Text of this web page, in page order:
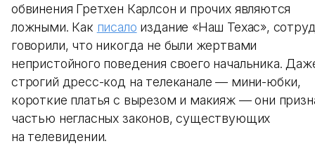
обвинения Гретхен Карлсон и прочих являются
ложными. Как писало издание «Наш Техас»,
говорили, что никогда не были жертвами
непристойного поведения своего начальника.
строгий дресс-код на телеканале — мини-юбки,
короткие платья с вырезом и макияж — они
частью негласных законов, существующих
на телевидении.